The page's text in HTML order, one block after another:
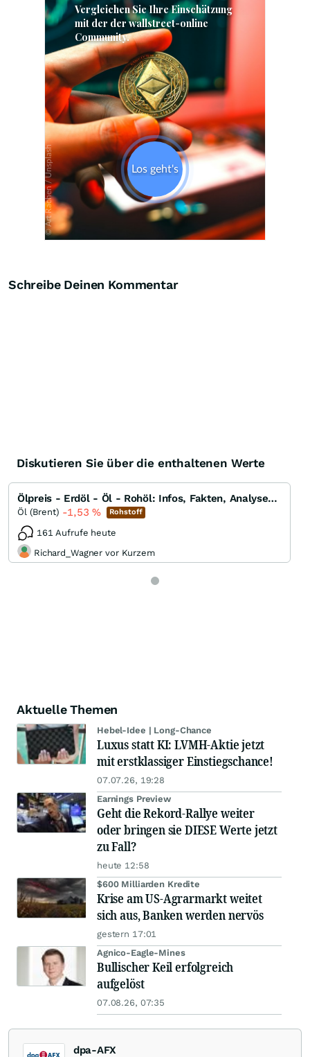
Schreibe Deinen Kommentar
Diskutieren Sie über die enthaltenen Werte
Ölpreis - Erdöl - Öl - Rohöl: Infos, Fakten, Analysen, Charts und Ausblick
Öl (Brent) -1,53 % Rohstoff
161 Aufrufe heute
Richard_Wagner vor Kurzem
Aktuelle Themen
Hebel-Idee | Long-Chance
Luxus statt KI: LVMH-Aktie jetzt
mit erstklassiger Einstiegschance!
07.07.26, 19:28
Earnings Preview
Geht die Rekord-Rallye weiter
oder bringen sie DIESE Werte jetzt
zu Fall?
heute 12:58
$600 Milliarden Kredite
Krise am US-Agrarmarkt weitet
sich aus, Banken werden nervös
gestern 17:01
Agnico-Eagle-Mines
Bullischer Keil erfolgreich
aufgelöst
07.08.26, 07:35
dpa-AFX